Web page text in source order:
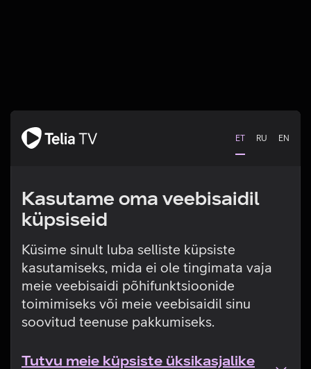
ET RU EN
Kasutame oma veebisaidil
küpsiseid
Küsime sinult luba selliste küpsiste
kasutamiseks, mida ei ole tingimata vaja
meie veebisaidi põhifunktsioonide
toimimiseks või meie veebisaidil sinu
soovitud teenuse pakkumiseks.
Tutvu meie küpsiste üksikasjalike
Tehniline viga